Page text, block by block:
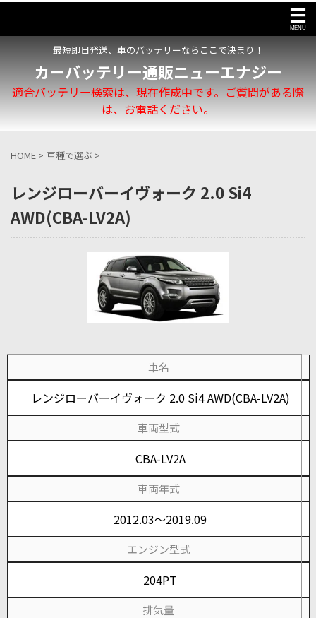
最短即日発送、車のバッテリーならここで決まり！
カーバッテリー通販ニューエナジー
適合バッテリー検索は、現在作成中です。ご質問がある際
は、お電話ください。
HOME > 車種で選ぶ >
レンジローバーイヴォーク 2.0 Si4
AWD(CBA-LV2A)
車名
レンジローバーイヴォーク 2.0 Si4 AWD(CBA-LV2A)
車両型式
CBA-LV2A
車両年式
2012.03～2019.09
エンジン型式
204PT
排気量